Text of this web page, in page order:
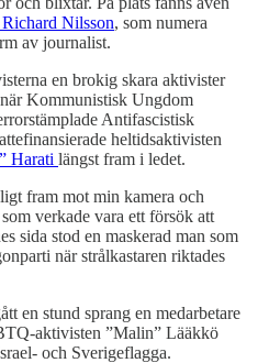
Nilsson, som numera
av journalist.
en brokig skara aktivister
Kommunistisk Ungdom
Antifascistisk
heltidsaktivisten
Harati längst fram i ledet.
fram mot min kamera och
verkade vara ett försök att
sida stod en maskerad man som
när strålkastaren riktades
en stund sprang en medarbetare
aktivisten ”Malin” Lääkkö
och Sverigeflagga.